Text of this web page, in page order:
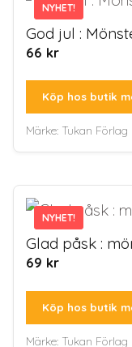
NYHET!
NYHET!
God jul :
66 kr
Köp hos butik
Märke: Tukan Förlag
NYHET!
NYHET!
Glad påsk :
69 kr
Köp hos butik
Märke: Tukan Förlag